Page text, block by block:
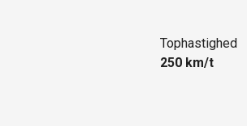
Tophastighed
250 km/t